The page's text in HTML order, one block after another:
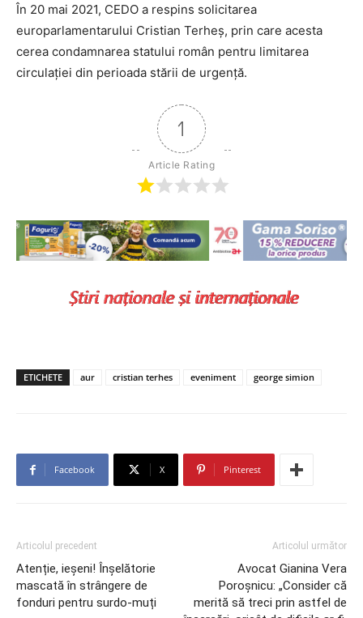
În 20 mai 2021, CEDO a respins solicitarea
europarlamentarului Cristian Terheș, prin care acesta
cerea condamnarea statului român pentru limitarea
circulației din perioada stării de urgență.
1
Article Rating
ETICHETE aur cristian terhes eveniment george simion
Facebook X Pinterest
Articolul precedent
Atenție, ieșeni! Înșelătorie
mascată în strângere de
fonduri pentru surdo-muți
Articolul următor
Avocat Gianina Vera
Poroșnicu: „Consider că
merită să treci prin astfel de